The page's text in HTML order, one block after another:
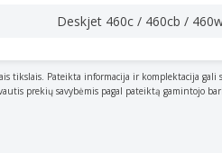
Deskjet 460c / 460cb /
tikslais. Pateikta informacija ir komplektacija
prekių savybėmis pagal pateiktą gamintojo